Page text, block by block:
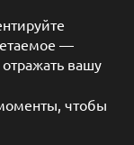
—
вашу
чтобы